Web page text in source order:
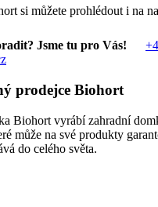
si můžete prohlédout i na
Jsme tu pro Vás!
prodejce Biohort
Biohort vyrábí zahradní
může na své produkty
do celého světa.